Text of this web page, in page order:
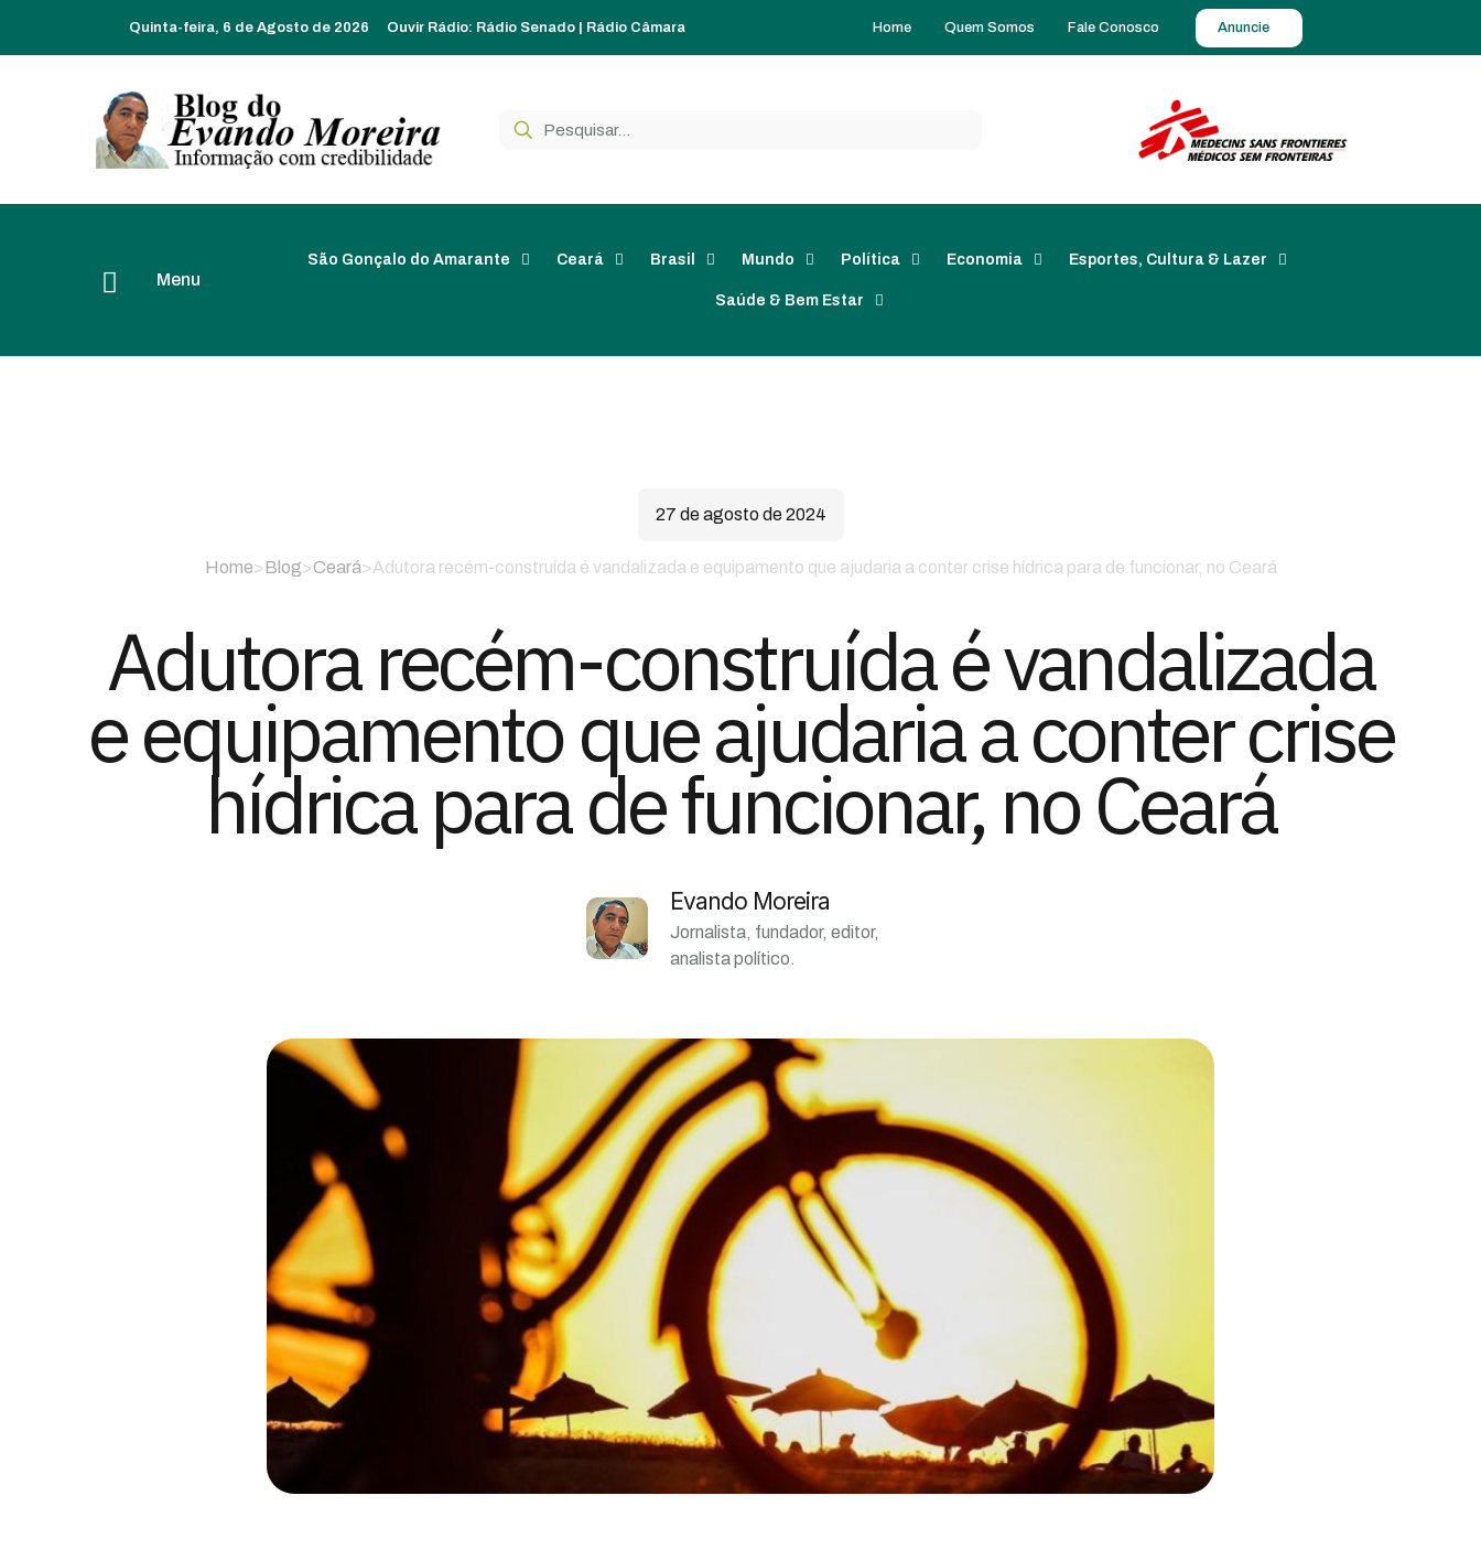
Quinta-feira, 6 de Agosto de 2026 Ouvir Rádio: Rádio Senado Rádio Câmara Home Quem Somos Fale Conosco Anuncie
Menu
São Gonçalo do Amarante Ceará Brasil Mundo Política Economia Esportes, Cultura & Lazer
Saúde & Bem Estar
27 de agosto de 2024
Home> Blog>Ceará>Adutora recém-construída é vandalizada e equipamento que ajudaria a conter crise hídrica para de funcionar, no Ceará
Adutora recém-construída é vandalizada
e equipamento que ajudaria a conter crise
hídrica para de funcionar, no Ceará
Evando Moreira
Jornalista, fundador, editor,
analista político.